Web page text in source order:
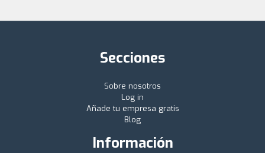
Secciones
Sobre nosotros
Log in
Añade tu empresa gratis
Blog
Información